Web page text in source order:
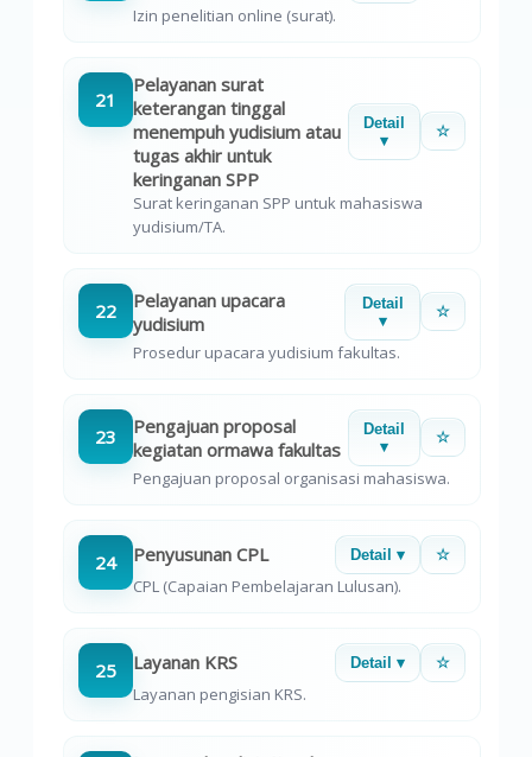
Izin penelitian online (surat).
21
Pelayanan surat
keterangan tinggal
menempuh yudisium atau
tugas akhir untuk
keringanan SPP
Detail
▾
☆
Surat keringanan SPP untuk mahasiswa
yudisium/TA.
22
Pelayanan upacara
yudisium
Detail
▾
☆
Prosedur upacara yudisium fakultas.
23
Pengajuan proposal
kegiatan ormawa fakultas
Detail
▾
☆
Pengajuan proposal organisasi mahasiswa.
24 Penyusunan CPL Detail ▾ ☆
CPL (Capaian Pembelajaran Lulusan).
25 Layanan KRS Detail ▾ ☆
Layanan pengisian KRS.